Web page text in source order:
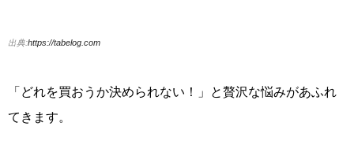
出典:https://tabelog.com
「どれを買おうか決められない！」と贅沢な悩みがあふれ
てきます。